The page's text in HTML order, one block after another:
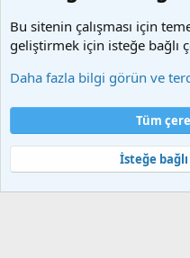
Şartlar ve
Yardım
Ana sayfa
S
S
Community platform by XenForo® ©
Bu sitenin çalışması için
geliştirmek için isteğe bağlı
Daha fazla bilgi görün ve
Tüm
İsteğe